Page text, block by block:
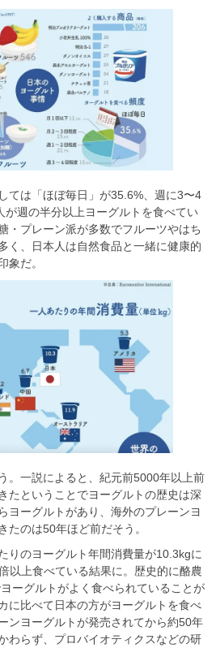
ては「ほぼ毎日」が35.6%、週に3〜4
が週の半分以上ヨーグルトを食べてい
・プレーン派が多数でフルーツやはち
く、日本人は自然食品と一緒に健康的
象だ。
。一説によると、紀元前5000年以上前
たということでヨーグルトの歴史は深
ヨーグルトがあり、海外のプレーンヨ
たのは50年ほど前だそう。
りのヨーグルト年間消費量が10.3kgに
以上食べている結果に。歴史的に酪農
ーグルトがよく食べられていることが
に比べて日本の方がヨーグルトを食べ
ンヨーグルトが発売されてから約50年
わらず、プロバイオティクスなどの研